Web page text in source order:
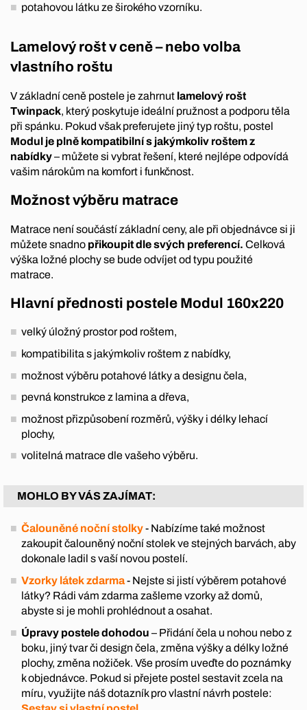
potahovou látku ze širokého vzorníku.
Lamelový rošt v ceně – nebo volba
vlastního roštu
V základní ceně postele je zahrnut lamelový rošt
Twinpack, který poskytuje ideální pružnost a podporu těla
při spánku. Pokud však preferujete jiný typ roštu, postel
Modul je plně kompatibilní s jakýmkoliv roštem z
nabídky– můžete si vybrat řešení, které nejlépe odpovídá
vašim nárokům na komfort i funkčnost.
Možnost výběru matrace
Matrace není součástí základní ceny, ale při objednávce si ji
můžete snadno přikoupit dle svých preferencí. Celková
výška ložné plochy se bude odvíjet od typu použité
matrace.
Hlavní přednosti postele Modul 160x220
velký úložný prostor pod roštem,
kompatibilita s jakýmkoliv roštem z nabídky,
možnost výběru potahové látky a designu čela,
pevná konstrukce z lamina a dřeva,
možnost přizpůsobení rozměrů, výšky i délky lehací
plochy,
volitelná matrace dle vašeho výběru.
MOHLO BY VÁS ZAJÍMAT:
Čalouněné noční stolky- Nabízíme také možnost
zakoupit čalouněný noční stolek ve stejných barvách, aby
dokonale ladil s vaší novou postelí.
Vzorky látek zdarma- Nejste si jistí výběrem potahové
látky? Rádi vám zdarma zašleme vzorky až domů,
abyste si je mohli prohlédnout a osahat.
Úpravy postele dohodou – Přidání čela u nohou nebo z
boku, jiný tvar či design čela, změna výšky a délky ložné
plochy, změna nožiček. Vše prosím uveďte do poznámky
k objednávce. Pokud si přejete postel sestavit zcela na
míru, využijte náš dotazník pro vlastní návrh postele: